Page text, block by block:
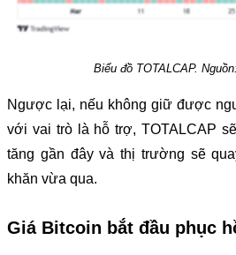
Biểu đồ TOTALCAP.
Ngược lại, nếu không giữ được
với vai trò là hỗ trợ, TOTALCAP
tăng gần đây và thị trường sẽ
khăn vừa qua.
Giá Bitcoin bắt đầu phục